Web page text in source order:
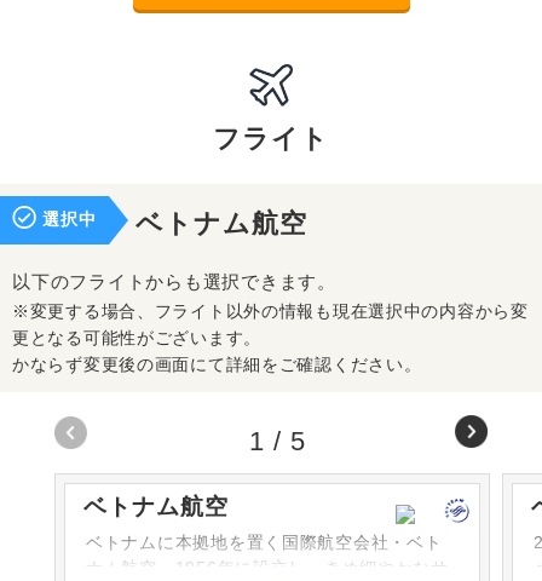
フライト
選択中 ベトナム航空
以下のフライトからも選択できます。
※変更する場合、フライト以外の情報も現在選択中の内容から変
更となる可能性がございます。
かならず変更後の画面にて詳細をご確認ください。
ベトナム航空
ベトナムに本拠地を置く国際航空会社・ベト
ナム航空。1956年に設立し、きめ細やかなサ
1 / 5